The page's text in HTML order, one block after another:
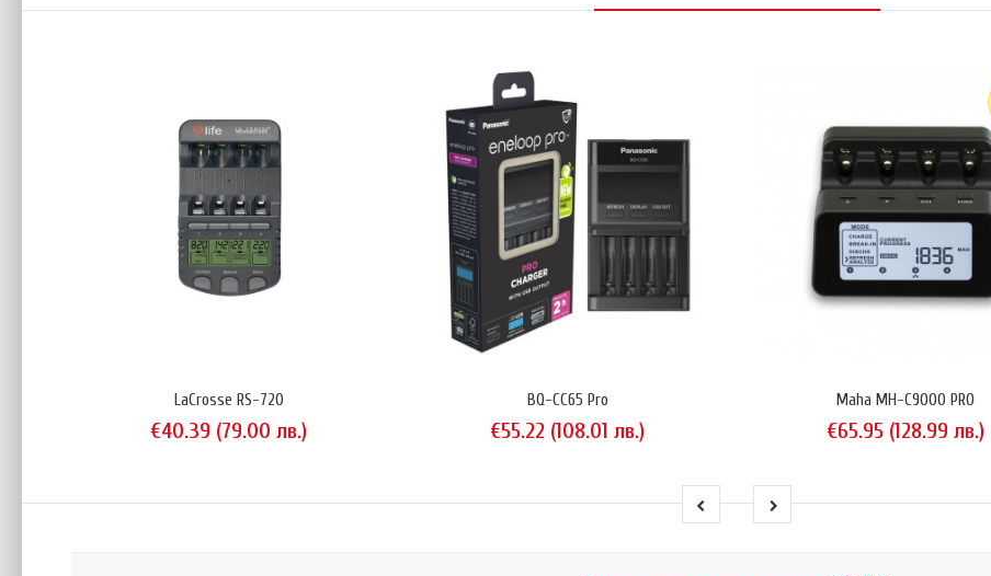
LaCrosse RS-720
€40.39 (79.00 лв.)
BQ-CC65 Pro
€55.22 (108.01 лв.)
Maha MH-C9000 PRO
€65.95 (128.99 лв.)